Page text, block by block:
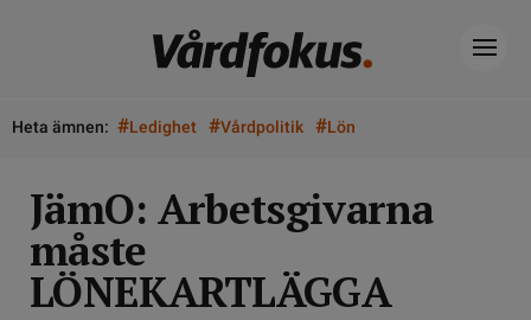
Heta ämnen: #Ledighet #Vårdpolitik #Lön
JämO: Arbetsgivarna
måste
LÖNEKARTLÄGGA